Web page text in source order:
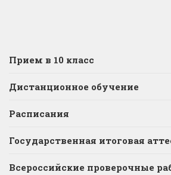
Прием в 10 класс
Дистанционное обучение
Расписания
Государственная итоговая
Всероссийские проверочные